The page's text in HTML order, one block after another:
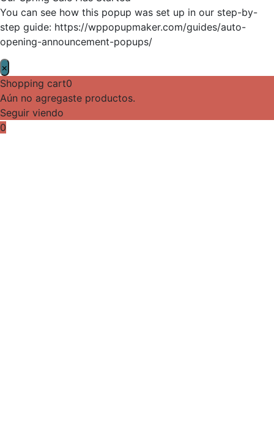
You can see how this popup was set up in our step-by-
step guide: https://wppopupmaker.com/guides/auto-
opening-announcement-popups/
×
Shopping cart0
Aún no agregaste productos.
Seguir viendo
0